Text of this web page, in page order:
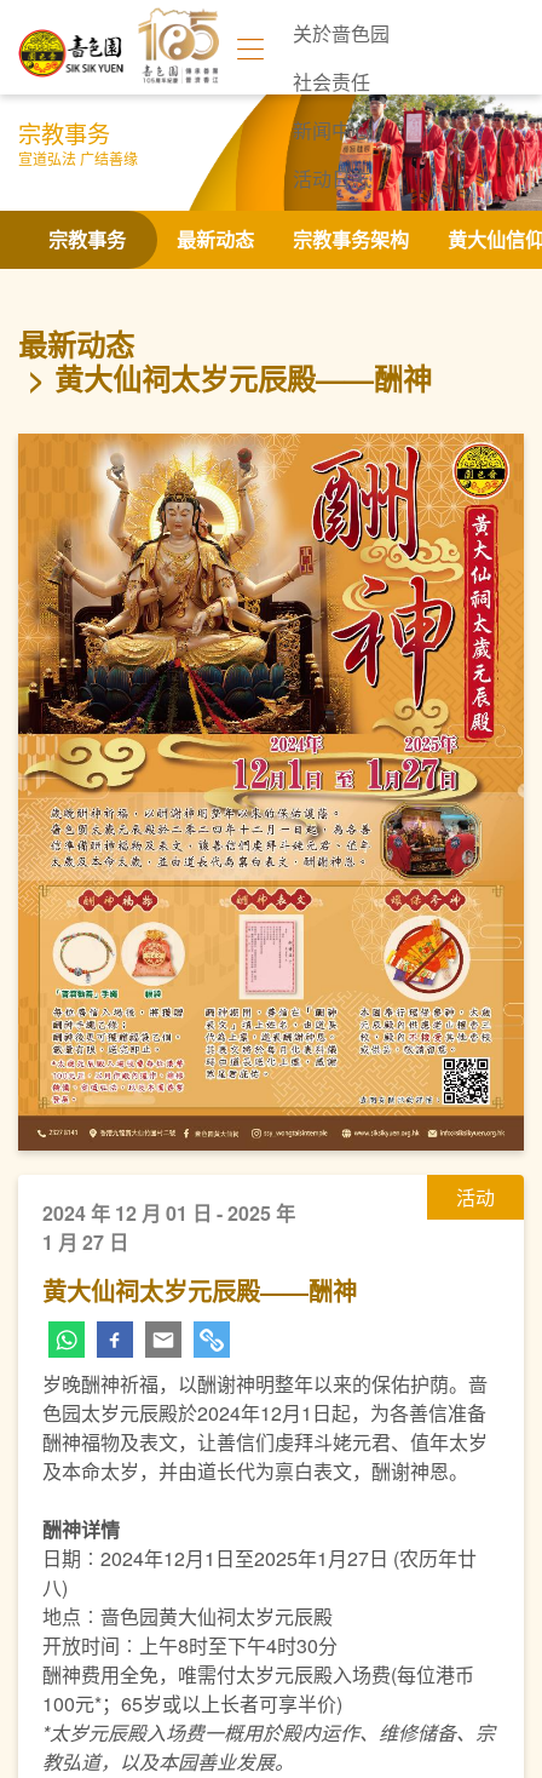
关於啬色园
社会责任
新闻中心
活动日志
联络我们
宗教事务
宣道弘法 广结善缘
宗教事务 最新动态 宗教事务架构 黄大仙信
最新动态
黄大仙祠太岁元辰殿——酬神
活动
2024 年 12 月 01 日 - 2025 年
1 月 27 日
黄大仙祠太岁元辰殿——酬神
岁晚酬神祈福，以酬谢神明整年以来的保佑护荫。啬
色园太岁元辰殿於2024年12月1日起，为各善信准备
酬神福物及表文，让善信们虔拜斗姥元君、值年太岁
及本命太岁，并由道长代为禀白表文，酬谢神恩。
酬神详情
日期︰2024年12月1日至2025年1月27日 (农历年廿
八)
地点︰啬色园黄大仙祠太岁元辰殿
开放时间︰上午8时至下午4时30分
酬神费用全免，唯需付太岁元辰殿入场费(每位港币
100元*；65岁或以上长者可享半价)
*太岁元辰殿入场费一概用於殿内运作、维修储备、宗
教弘道，以及本园善业发展。